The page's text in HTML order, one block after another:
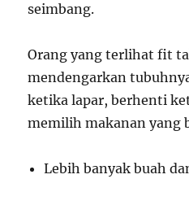
seimbang.
Orang yang terlihat fit
mendengarkan
ketika lapar, berhenti
memilih makanan yang
Lebih banyak buah